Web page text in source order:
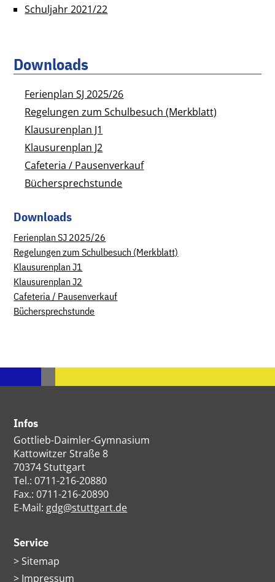
Schuljahr 2021/22
Downloads
Ferienplan SJ 2025/26
Regelungen zum Schulbesuch (Merkblatt)
Klausurenplan J1
Klausurenplan J2
Cafeteria / Pausenverkauf
Büchersprechstunde
Downloads
Ferienplan SJ 2025/26
Regelungen zum Schulbesuch (Merkblatt)
Klausurenplan J1
Klausurenplan J2
Cafeteria / Pausenverkauf
Büchersprechstunde
Infos
Gottlieb-Daimler-Gymnasium
Kattowitzer Straße 8
70374 Stuttgart
Tel.: 0711-216-20880
Fax.: 0711-216-20890
E-Mail: gdg@stuttgart.de
Service
Navigation
überspringen
Sitemap
Impressum